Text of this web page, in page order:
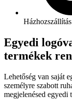
Egyedi
termékek
Lehetőség van saját
személyre szabott
megjelenésed egyedi